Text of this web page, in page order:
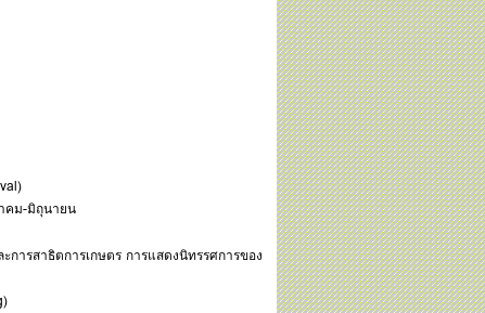
คม-มิถุนายน
ารสาธิตการเกษตร การแสดงนิทรรศการของ